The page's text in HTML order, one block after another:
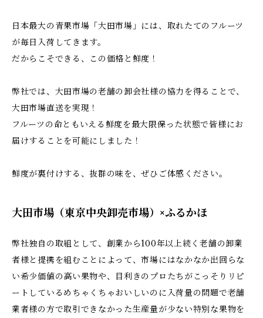
日本最大の青果市場「大田市場」には、取れたてのフルーツ
が毎日入荷してきます。
だからこそできる、この価格と鮮度！
弊社では、大田市場の老舗の卸会社様の協力を得ることで、
大田市場直送を実現！
フルーツの命ともいえる鮮度を最大限保った状態で皆様にお
届けすることを可能にしました！
鮮度が裏付けする、抜群の味を、ぜひご体感ください。
大田市場（東京中央卸売市場）×ふるかほ
弊社独自の取組として、創業から100年以上続く老舗の卸業
者様と提携を組むことによって、市場にはなかなか出回らな
い希少価値の高い果物や、目利きのプロたちがこっそりリピ
ートしているめちゃくちゃおいしいのに入荷量の問題で老舗
業者様の方で取引できなかった生産量が少ない特別な果物を